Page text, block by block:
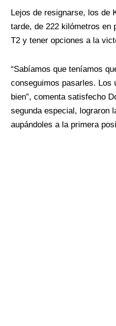
Lejos de resignarse, los de
tarde, de 222 kilómetros en
T2 y tener opciones a la
“Sabíamos que teníamos
conseguimos pasarles. Los
bien”, comenta satisfecho
segunda especial, lograron
aupándoles a la primera